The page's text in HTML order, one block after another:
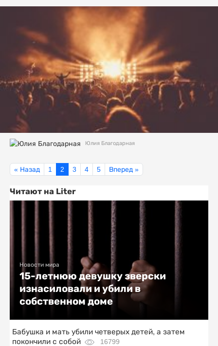
Юлия Благодарная
« Назад 1 2 3 4 5 Вперед »
Читают на Liter
Новости мира
15-летнюю девушку зверски
изнасиловали и убили в
собственном доме
Бабушка и мать убили четверых детей, а затем
покончили с собой
16799